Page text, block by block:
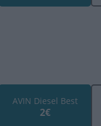
AVIN Diesel Best
2€